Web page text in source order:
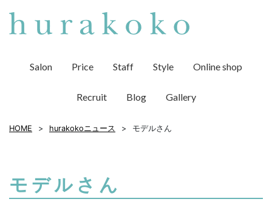
Salon Price Staff Style Online shop
Recruit Blog Gallery
HOME hurakokoニュース モデルさん
モデルさん